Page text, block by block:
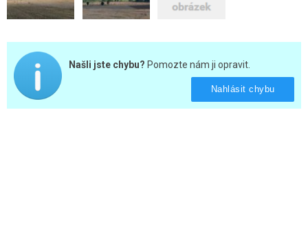
Našli jste chybu? Pomozte nám ji opravit.
Nahlásit chybu